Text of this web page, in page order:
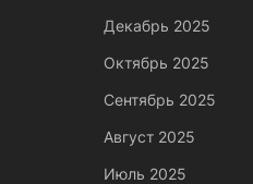
Декабрь 2025
Октябрь 2025
Сентябрь 2025
Август 2025
Июль 2025